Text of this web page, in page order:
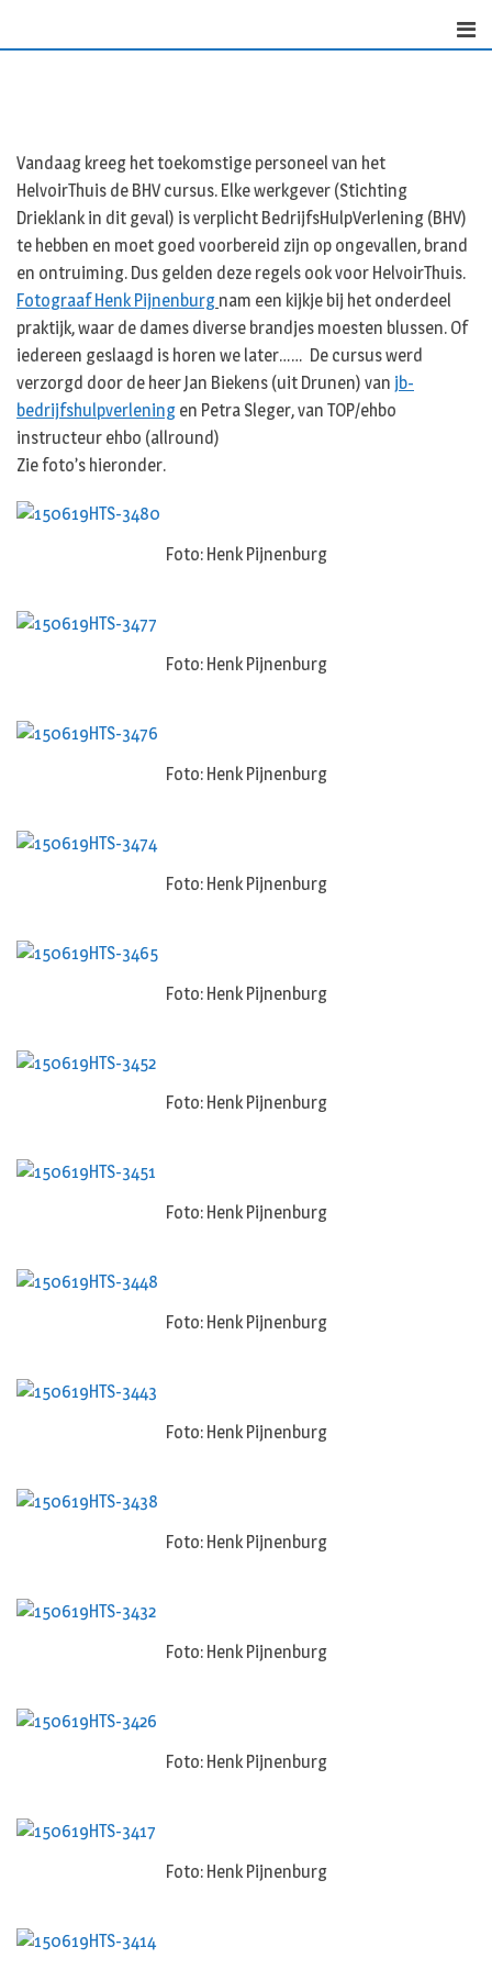
Vandaag kreeg het toekomstige personeel van het
HelvoirThuis de BHV cursus. Elke werkgever (Stichting
Drieklank in dit geval) is verplicht BedrijfsHulpVerlening (BHV)
te hebben en moet goed voorbereid zijn op ongevallen, brand
en ontruiming. Dus gelden deze regels ook voor HelvoirThuis.
Fotograaf Henk Pijnenburg nam een kijkje bij het onderdeel
praktijk, waar de dames diverse brandjes moesten blussen. Of
iedereen geslaagd is horen we later…… De cursus werd
verzorgd door de heer Jan Biekens (uit Drunen) van jb-
bedrijfshulpverlening en Petra Sleger, van TOP/ehbo
instructeur ehbo (allround)
Zie foto’s hieronder.
Foto: Henk Pijnenburg
Foto: Henk Pijnenburg
Foto: Henk Pijnenburg
Foto: Henk Pijnenburg
Foto: Henk Pijnenburg
Foto: Henk Pijnenburg
Foto: Henk Pijnenburg
Foto: Henk Pijnenburg
Foto: Henk Pijnenburg
Foto: Henk Pijnenburg
Foto: Henk Pijnenburg
Foto: Henk Pijnenburg
Foto: Henk Pijnenburg